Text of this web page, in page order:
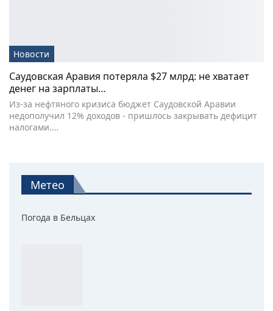
Новости
Саудовская Аравия потеряла $27 млрд: не хватает
денег на зарплаты…
Из-за нефтяного кризиса бюджет Саудовской Аравии
недополучил 12% доходов - пришлось закрывать дефицит
налогами.…
Метео
Погода в Бельцах